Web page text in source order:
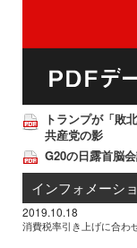
トランプが「敗
共産党の影
G20の日露首脳
インフォメーシ
2019.10.18
消費税率引き上げに合わ